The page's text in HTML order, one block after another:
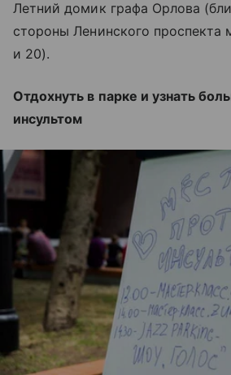
Летний домик графа Орлова
стороны Ленинского
и 20).
Отдохнуть в парке и узнать
инсультом